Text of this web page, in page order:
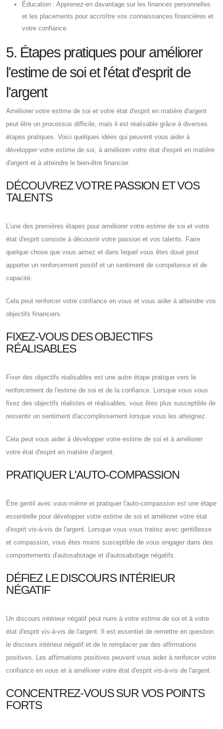
Éducation : Apprenez-en davantage sur les finances personnelles
et les placements pour accroître vos connaissances financières et
votre confiance.
5. Étapes pratiques pour améliorer
l'estime de soi et l'état d'esprit de
l'argent
Améliorer votre estime de soi et votre état d'esprit en matière d'argent
peut être un processus difficile, mais il est réalisable grâce à diverses
étapes pratiques. Voici quelques idées qui peuvent vous aider à
développer votre estime de soi, à améliorer votre état d'esprit en matière
d'argent et à atteindre le bien-être financier.
DÉCOUVREZ VOTRE PASSION ET VOS
TALENTS
L'une des premières étapes pour améliorer votre estime de soi et votre
état d'esprit consiste à découvrir votre passion et vos talents. Faire
quelque chose que vous aimez et dans lequel vous êtes doué peut
apporter un renforcement positif et un sentiment de compétence et de
capacité.
Cela peut renforcer votre confiance en vous et vous aider à atteindre vos
objectifs financiers.
FIXEZ-VOUS DES OBJECTIFS
RÉALISABLES
Fixer des objectifs réalisables est une autre étape pratique vers le
renforcement de l'estime de soi et de la confiance. Lorsque vous vous
fixez des objectifs réalistes et réalisables, vous êtes plus susceptible de
ressentir un sentiment d'accomplissement lorsque vous les atteignez.
Cela peut vous aider à développer votre estime de soi et à améliorer
votre état d'esprit en matière d'argent.
PRATIQUER L'AUTO-COMPASSION
Être gentil avec vous-même et pratiquer l'auto-compassion est une étape
essentielle pour développer votre estime de soi et améliorer votre état
d'esprit vis-à-vis de l'argent. Lorsque vous vous traitez avec gentillesse
et compassion, vous êtes moins susceptible de vous engager dans des
comportements d'autosabotage et d'autosabotage négatifs.
DÉFIEZ LE DISCOURS INTÉRIEUR
NÉGATIF
Un discours intérieur négatif peut nuire à votre estime de soi et à votre
état d'esprit vis-à-vis de l'argent. Il est essentiel de remettre en question
le discours intérieur négatif et de le remplacer par des affirmations
positives. Les affirmations positives peuvent vous aider à renforcer votre
confiance en vous et à améliorer votre état d'esprit vis-à-vis de l'argent.
CONCENTREZ-VOUS SUR VOS POINTS
FORTS